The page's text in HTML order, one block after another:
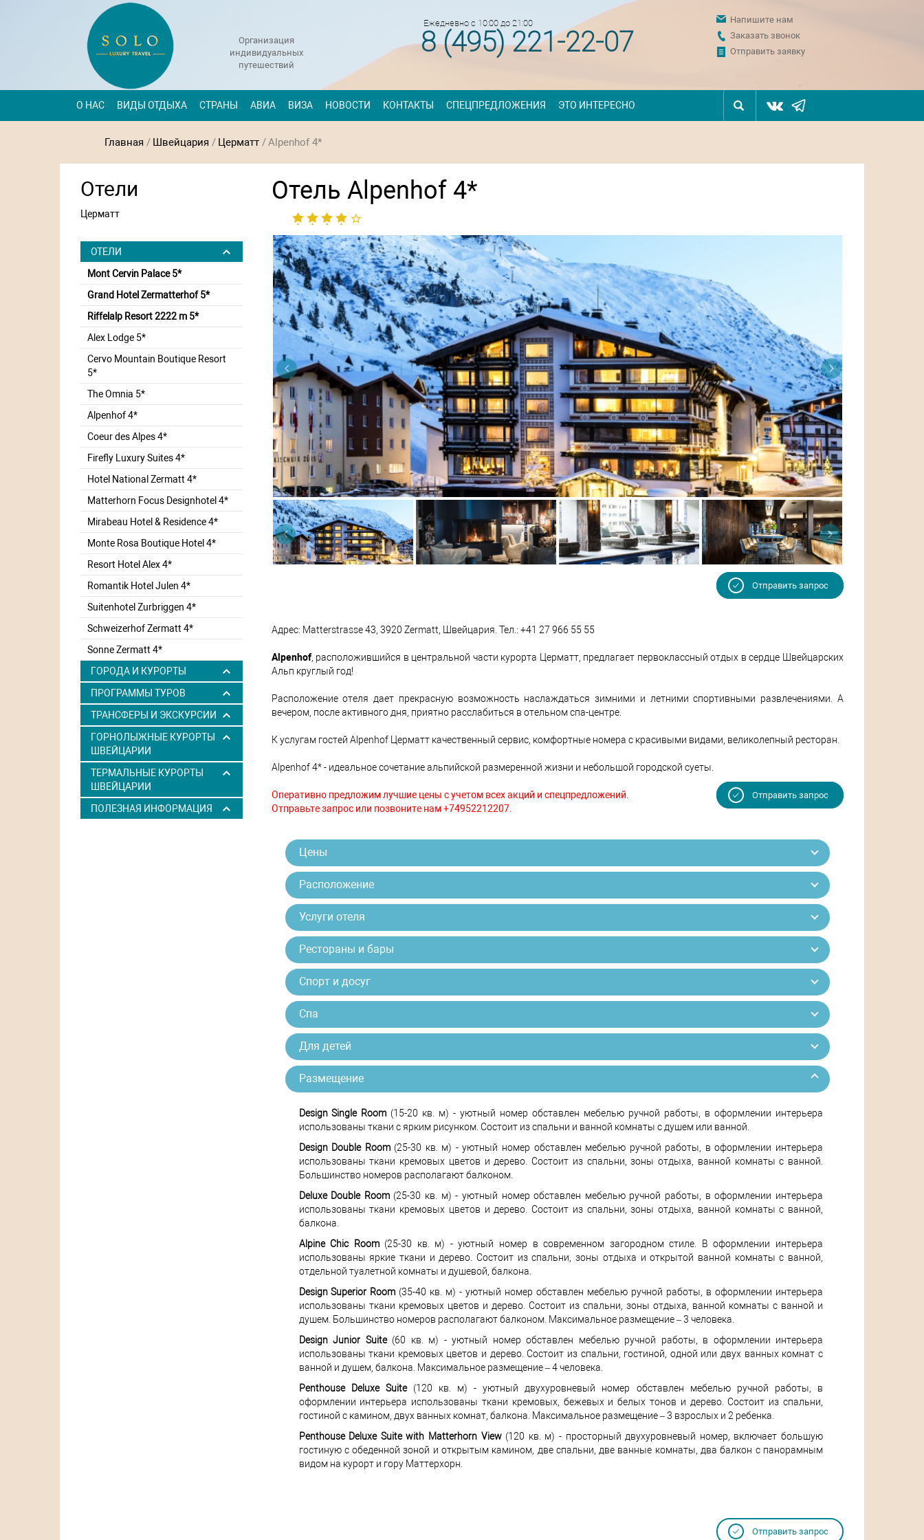
Организация
индивидуальных
путешествий
Ежедневно с 10:00 до 21:00
8 (495) 221-22-07
Напишите нам
Заказать звонок
Отправить заявку
О НАС ВИДЫ ОТДЫХА СТРАНЫ АВИА ВИЗА НОВОСТИ КОНТАКТЫ СПЕЦПРЕДЛОЖЕНИЯ ЭТО ИНТЕРЕСНО
Главная / Швейцария / Церматт /Alpenhof 4*
Отели
Церматт
ОТЕЛИ
Mont Cervin Palace 5*
Grand Hotel Zermatterhof 5*
Riffelalp Resort 2222 m 5*
Alex Lodge 5*
Cervo Mountain Boutique Resort
5*
The Omnia 5*
Alpenhof 4*
Coeur des Alpes 4*
Firefly Luxury Suites 4*
Hotel National Zermatt 4*
Matterhorn Focus Designhotel 4*
Mirabeau Hotel & Residence 4*
Monte Rosa Boutique Hotel 4*
Resort Hotel Alex 4*
Romantik Hotel Julen 4*
Suitenhotel Zurbriggen 4*
Schweizerhof Zermatt 4*
Sonne Zermatt 4*
ГОРОДА И КУРОРТЫ
ПРОГРАММЫ ТУРОВ
ТРАНСФЕРЫ И ЭКСКУРСИИ
ГОРНОЛЫЖНЫЕ КУРОРТЫ
ШВЕЙЦАРИИ
ТЕРМАЛЬНЫЕ КУРОРТЫ
ШВЕЙЦАРИИ
ПОЛЕЗНАЯ ИНФОРМАЦИЯ
Отель Alpenhof 4*
Отправить запрос
Адрес: Matterstrasse 43, 3920 Zermatt, Швейцария. Тел.: +41 27 966 55 55
Alpenhof, расположившийся в центральной части курорта Церматт, предлагает первоклассный отдых в сердце Швейцарских
Альп круглый год!
Расположение отеля дает прекрасную возможность наслаждаться зимними и летними спортивными развлечениями. А
вечером, после активного дня, приятно расслабиться в отельном спа-центре.
К услугам гостей Alpenhof Церматт качественный сервис, комфортные номера с красивыми видами, великолепный ресторан.
Alpenhof 4* - идеальное сочетание альпийской размеренной жизни и небольшой городской суеты.
Оперативно предложим лучшие цены с учетом всех акций и спецпредложений.
Отправьте запрос или позвоните нам +74952212207.
Отправить запрос
Цены
Расположение
Услуги отеля
Рестораны и бары
Спорт и досуг
Спа
Для детей
Размещение
Design Single Room (15-20 кв. м) - уютный номер обставлен мебелью ручной работы, в оформлении интерьера
использованы ткани с ярким рисунком. Состоит из спальни и ванной комнаты с душем или ванной.
Design Double Room(25-30 кв. м) - уютный номер обставлен мебелью ручной работы, в оформлении интерьера
использованы ткани кремовых цветов и дерево. Состоит из спальни, зоны отдыха, ванной комнаты с ванной.
Большинство номеров располагают балконом.
Deluxe Double Room(25-30 кв. м) - уютный номер обставлен мебелью ручной работы, в оформлении интерьера
использованы ткани кремовых цветов и дерево. Состоит из спальни, зоны отдыха, ванной комнаты с ванной,
балкона.
Alpine Chic Room(25-30 кв. м) - уютный номер в современном загородном стиле. В оформлении интерьера
использованы яркие ткани и дерево. Состоит из спальни, зоны отдыха и открытой ванной комнаты с ванной,
отдельной туалетной комнаты и душевой, балкона.
Design Superior Room (35-40 кв. м) - уютный номер обставлен мебелью ручной работы, в оформлении интерьера
использованы ткани кремовых цветов и дерево. Состоит из спальни, зоны отдыха, ванной комнаты с ванной и
душем. Большинство номеров располагают балконом. Максимальное размещение – 3 человека.
Design Junior Suite(60 кв. м) - уютный номер обставлен мебелью ручной работы, в оформлении интерьера
использованы ткани кремовых цветов и дерево. Состоит из спальни, гостиной, одной или двух ванных комнат с
ванной и душем, балкона. Максимальное размещение – 4 человека.
Penthouse Deluxe Suite(120 кв. м) - уютный двухуровневый номер обставлен мебелью ручной работы, в
оформлении интерьера использованы ткани кремовых, бежевых и белых тонов и дерево. Состоит из спальни,
гостиной с камином, двух ванных комнат, балкона. Максимальное размещение – 3 взрослых и 2 ребенка.
Penthouse Deluxe Suite with Matterhorn View(120 кв. м) - просторный двухуровневый номер, включает большую
гостиную с обеденной зоной и открытым камином, две спальни, две ванные комнаты, два балкон с панорамным
видом на курорт и гору Маттерхорн.
Отправить запрос